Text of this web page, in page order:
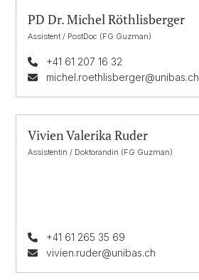
PD Dr. Michel Röthlisberger
Assistent / PostDoc (FG Guzman)
+41 61 207 16 32
michel.roethlisberger@unibas.ch
Vivien Valerika Ruder
Assistentin / Doktorandin (FG Guzman)
+41 61 265 35 69
vivien.ruder@unibas.ch